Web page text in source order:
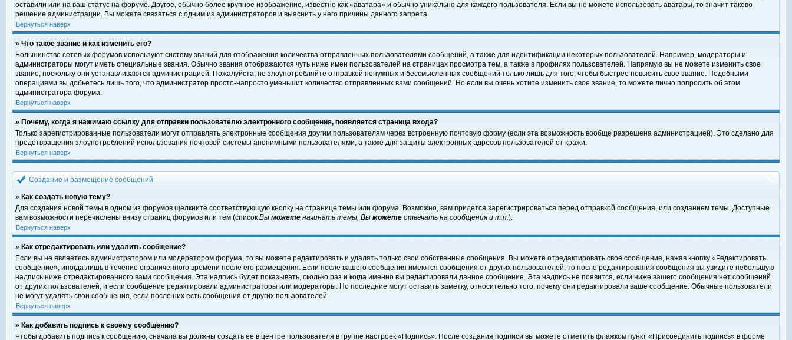
оставили или на ваш статус на форуме. Другое, обычно более крупное изображение, известно как «аватара» и обычно уникально для каждого пользователя. Если вы не можете использовать аватары, то значит таково
решение администрации. Вы можете связаться с одним из администраторов и выяснить у него причины данного запрета.
Вернуться наверх
» Что такое звание и как изменить его?
Большинство сетевых форумов используют систему званий для отображения количества отправленных пользователями сообщений, а также для идентификации некоторых пользователей. Например, модераторы и
администраторы могут иметь специальные звания. Обычно звания отображаются чуть ниже имен пользователей на страницах просмотра тем, а также в профилях пользователей. Напрямую вы не можете изменить свое
звание, поскольку они устанавливаются администрацией. Пожалуйста, не злоупотребляйте отправкой ненужных и бессмысленных сообщений только лишь для того, чтобы быстрее повысить свое звание. Подобными
операциями вы добьетесь лишь того, что администратор просто-напросто уменьшит количество отправленных вами сообщений. Но если вы очень хотите изменить свое звание, то можете лично попросить об этом
администратора форума.
Вернуться наверх
» Почему, когда я нажимаю ссылку для отправки пользователю электронного сообщения, появляется страница входа?
Только зарегистрированные пользователи могут отправлять электронные сообщения другим пользователям через встроенную почтовую форму (если эта возможность вообще разрешена администрацией). Это сделано для
предотвращения злоупотреблений использования почтовой системы анонимными пользователями, а также для защиты электронных адресов пользователей от кражи.
Вернуться наверх
Создание и размещение сообщений
» Как создать новую тему?
Для создания новой темы в одном из форумов щелкните соответствующую кнопку на странице темы или форума. Возможно, вам придется зарегистрироваться перед отправкой сообщения, или созданием темы. Доступные
вам возможности перечислены внизу страниц форумов или тем (список Вы можете начинать темы, Вы можете отвечать на сообщения и т.п.).
Вернуться наверх
» Как отредактировать или удалить сообщение?
Если вы не являетесь администратором или модератором форума, то вы можете редактировать и удалять только свои собственные сообщения. Вы можете отредактировать свое сообщение, нажав кнопку «Редактировать
сообщение», иногда лишь в течение ограниченного времени после его размещения. Если после вашего сообщения имеются сообщения от других пользователей, то после редактирования сообщения вы увидите небольшую
надпись ниже отредактированного вами сообщения. Эта надпись будет показывать, сколько раз и когда именно вы редактировали данное сообщение. Эта надпись не появится, если ниже вашего сообщения нет сообщений
от других пользователей, и если сообщение редактировали администраторы или модераторы. Но последние могут оставить заметку, относительно того, почему они редактировали ваше сообщение. Обычные пользователи
не могут удалять свои сообщения, если после них есть сообщения от других пользователей.
Вернуться наверх
» Как добавить подпись к своему сообщению?
Чтобы добавить подпись к сообщению, сначала вы должны создать ее в центре пользователя в группе настроек «Подпись». После создания подписи вы можете отметить флажком пункт «Присоединить подпись» в форме